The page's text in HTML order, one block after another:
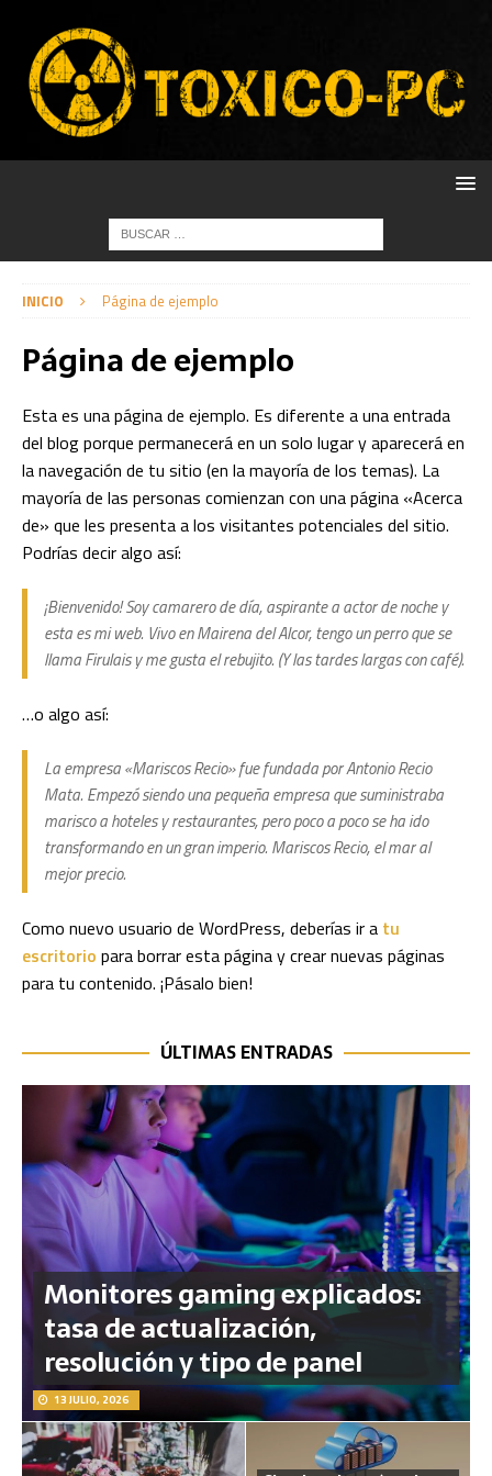
INICIO Página de ejemplo
Página de ejemplo
Esta es una página de ejemplo. Es diferente a una entrada
del blog porque permanecerá en un solo lugar y aparecerá en
la navegación de tu sitio (en la mayoría de los temas). La
mayoría de las personas comienzan con una página «Acerca
de» que les presenta a los visitantes potenciales del sitio.
Podrías decir algo así:
¡Bienvenido! Soy camarero de día, aspirante a actor de noche y
esta es mi web. Vivo en Mairena del Alcor, tengo un perro que se
llama Firulais y me gusta el rebujito. (Y las tardes largas con café).
…o algo así:
La empresa «Mariscos Recio» fue fundada por Antonio Recio
Mata. Empezó siendo una pequeña empresa que suministraba
marisco a hoteles y restaurantes, pero poco a poco se ha ido
transformando en un gran imperio. Mariscos Recio, el mar al
mejor precio.
Como nuevo usuario de WordPress, deberías ir a tu
escritorio para borrar esta página y crear nuevas páginas
para tu contenido. ¡Pásalo bien!
ÚLTIMAS ENTRADAS
Monitores gaming explicados:
tasa de actualización,
resolución y tipo de panel
13 JULIO, 2026